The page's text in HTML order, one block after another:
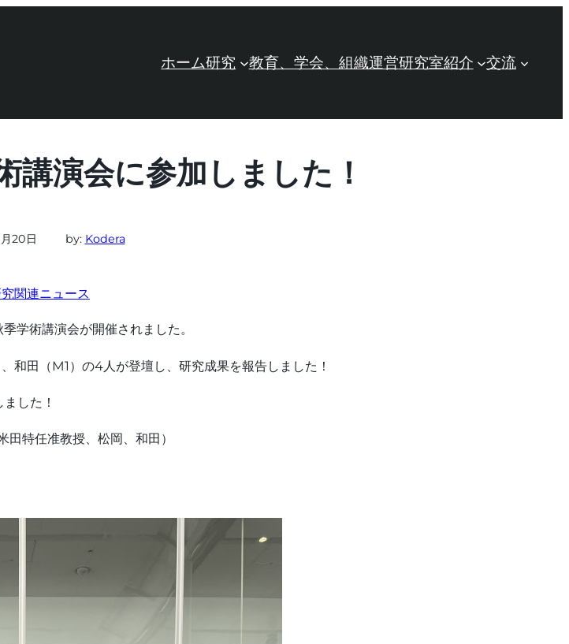
ホーム研究 教育、学会、組織運営研究室紹介 交流
講演会に参加しました！
20日 by: Kodera
関連ニュース
学術講演会が開催されました。
和田（M1）の4人が登壇し、研究成果を報告しました！
した！
特任准教授、松岡、和田）